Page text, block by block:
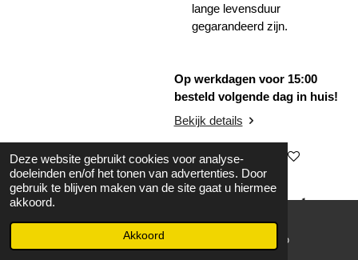
Deze website gebruikt cookies voor analyse-
doeleinden en/of het tonen van advertenties. Door
gebruik te blijven maken van de site gaat u hiermee
akkoord.
Akkoord
lange levensduur
gegarandeerd zijn.
Op werkdagen voor 15:00
besteld volgende dag in huis!
Bekijk details
In winkelwagen
Ledbalk universeel
WhatsApp